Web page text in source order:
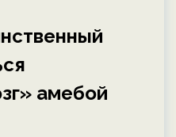
амебой